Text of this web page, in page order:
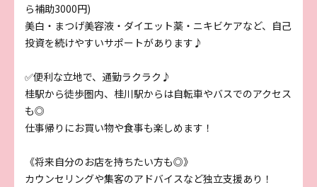
ら補助3000円)
美白・まつげ美容液・ダイエット薬・ニキビケアなど、自己
投資を続けやすいサポートがあります♪
✅便利な立地で、通勤ラクラク♪
桂駅から徒歩圏内、桂川駅からは自転車やバスでのアクセス
も◎
仕事帰りにお買い物や食事も楽しめます！
《将来自分のお店を持ちたい方も◎》
カウンセリングや集客のアドバイスなど独立支援あり！